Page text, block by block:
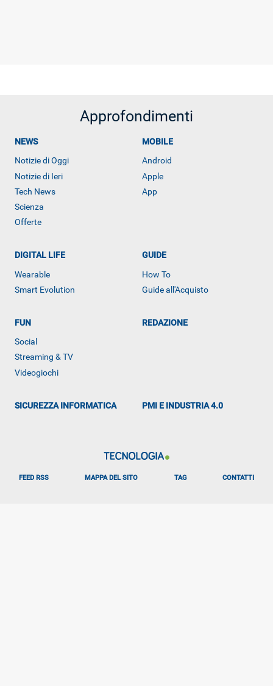
ALTRO
Approfondimenti
NEWS
Notizie di Oggi
Notizie di Ieri
Tech News
Scienza
Offerte
MOBILE
Android
Apple
App
DIGITAL LIFE
Wearable
Smart Evolution
GUIDE
How To
Guide all'Acquisto
FUN
Social
Streaming & TV
Videogiochi
REDAZIONE
SICUREZZA INFORMATICA PMI E INDUSTRIA 4.0
FEED RSS MAPPA DEL SITO TAG CONTATTI